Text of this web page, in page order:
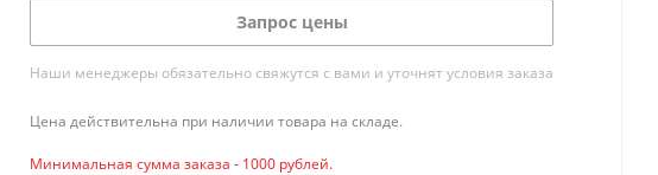
Запрос цены
Наши менеджеры обязательно свяжутся с вами и уточнят условия заказа
Цена действительна при наличии товара на складе.
Минимальная сумма заказа - 1000 рублей.